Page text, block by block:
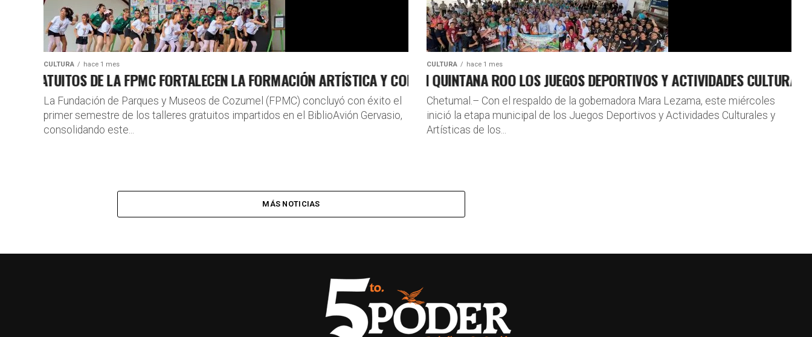
CULTURA hace 1 mes
DE LA FPMC FORTALECEN LA FORMACIÓN ARTÍSTICA Y COMUNITARIA EN COZUMEL
La Fundación de Parques y Museos de Cozumel (FPMC) concluyó con éxito el
primer semestre de los talleres gratuitos impartidos en el BiblioAvión Gervasio,
consolidando este...
CULTURA hace 1 mes
ARRANCAN EN QUINTANA ROO LOS JUEGOS DEPORTIVOS Y ACTIVIDADES CULTURALES
Chetumal.– Con el respaldo de la gobernadora Mara Lezama, este miércoles
inició la etapa municipal de los Juegos Deportivos y Actividades Culturales y
Artísticas de los...
MÁS NOTICIAS